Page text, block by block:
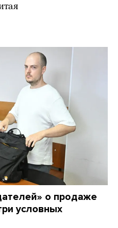
о продаже
условных